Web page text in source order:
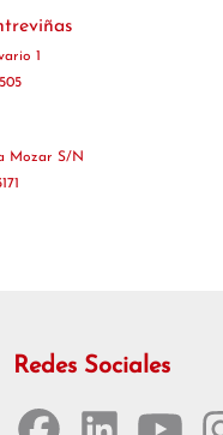
1
Mozar S/N
Redes Sociales